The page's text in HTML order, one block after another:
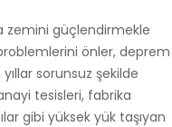
zemini güçlendirmekle
önler, deprem
yıllar sorunsuz şekilde
tesisleri, fabrika
gibi yüksek yük taşıyan